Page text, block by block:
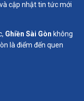
cập nhật tin tức mới
Ghiền Sài Gòn không
là điểm đến quen